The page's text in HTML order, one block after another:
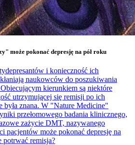
może pokonać depresję na pół roku
i konieczność ich
naukowców do poszukiwania
kierunkiem są niektóre
utrzymującej się remisji po ich
była znana. W "Nature Medicine"
przełomowego badania klinicznego,
zażycie DMT, nazywanego
pacjentów może pokonać depresję na
potrwać remisja?